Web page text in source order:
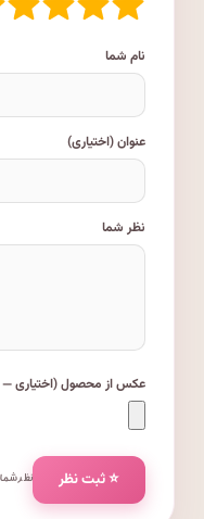
نام شما
عنوان (اختیاری)
نظر شما
عکس از محصول (اختیاری — حداکثر ۶ عکس، هر کدام
⭐ ثبت نظر نظر